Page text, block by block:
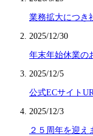
業務拡大につき
2025/12/30
年末年始休業の
2025/12/5
公式ECサイト
2025/12/3
２５周年を迎え